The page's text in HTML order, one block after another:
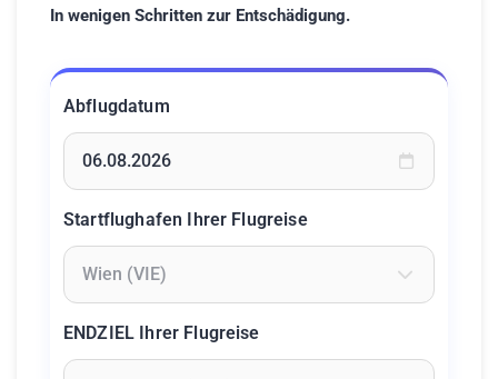
In wenigen Schritten zur Entschädigung.
Abflugdatum
Startflughafen Ihrer Flugreise
ENDZIEL Ihrer Flugreise